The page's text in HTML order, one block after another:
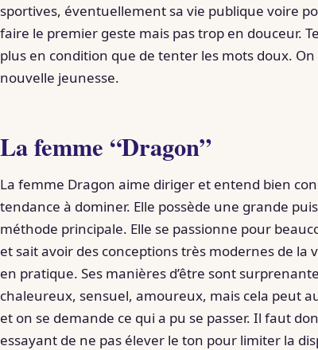
sportives, éventuellement sa vie publique voire
faire le premier geste mais pas trop en douceur.
plus en condition que de tenter les mots doux.
nouvelle jeunesse.
La femme “Dragon”
La femme Dragon aime diriger et entend bien
tendance à dominer. Elle possède une grande
méthode principale. Elle se passionne pour
et sait avoir des conceptions très modernes de la
en pratique. Ses manières d’être sont
chaleureux, sensuel, amoureux, mais cela peut
et on se demande ce qui a pu se passer. Il faut
essayant de ne pas élever le ton pour limiter la